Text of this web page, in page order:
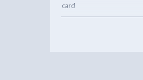
card